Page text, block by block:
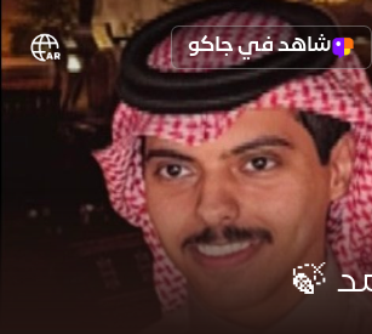
شاهد في جاكو
🍃